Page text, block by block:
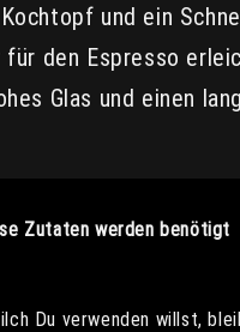
und ein
den Espresso
Glas und einen
Zutaten werden benötigt
Du verwenden willst,